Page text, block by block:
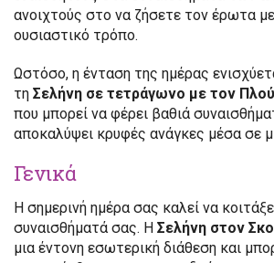
ανοιχτούς στο να ζήσετε τον έρωτα
ουσιαστικό τρόπο.
Ωστόσο, η ένταση της ημέρας
τη Σελήνη σε τετράγωνο με τον
που μπορεί να φέρει βαθιά
αποκαλύψει κρυφές ανάγκες μέσα σε
Γενικά
Η σημερινή ημέρα σας καλεί να
συναισθήματά σας. Η Σελήνη στον
μια έντονη εσωτερική διάθεση και